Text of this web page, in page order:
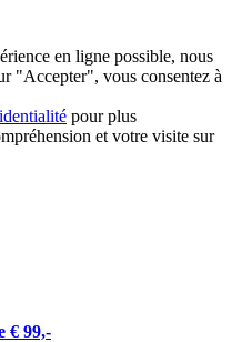
en ligne possible, nous
"Accepter", vous consentez à
pour plus
et votre visite sur
€ 99,-